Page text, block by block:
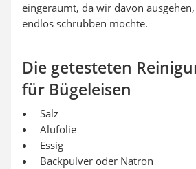
eingeräumt, da wir davon
endlos schrubben möchte.
Die getesteten
für Bügeleisen
Salz
Alufolie
Essig
Backpulver oder Natron